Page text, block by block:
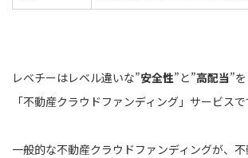
レベチーはレベル違いな”安全性”と”高配当”
「不動産クラウドファンディング」サービスで
一般的な不動産クラウドファンディングが、